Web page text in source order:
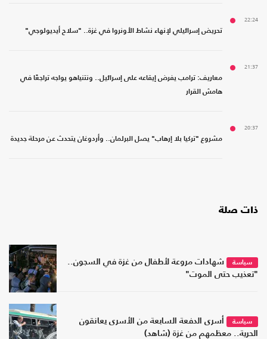
22:24
تحريض إسرائيلي لإنهاء نشاط الأونروا في غزة.. "سلاح أيديولوجي"
21:37
معاريف: ترامب يفرض إيقاعه على إسرائيل.. ونتنياهو يواجه تراجعًا في
هامش القرار
20:37
مشروع "تركيا بلا إرهاب" يصل البرلمان.. وأردوغان يتحدث عن مرحلة جديدة
ذات صلة
سياسة
شهادات مروعة لأطفال من غزة في السجون..
"تعذيب حتى الموت"
سياسة
أسرى الدفعة السابعة من الأسرى يعانقون
الحرية.. معظمهم من غزة (شاهد)